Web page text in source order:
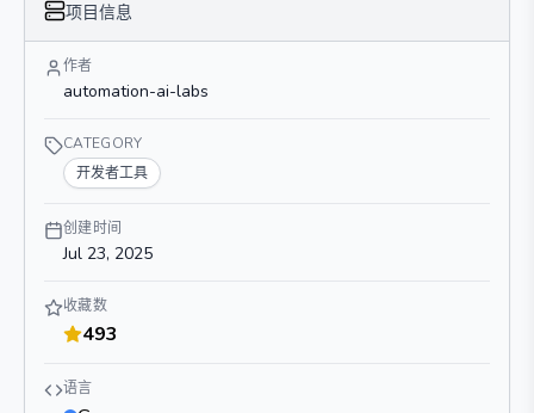
项目信息
作者
automation-ai-labs
CATEGORY
开发者工具
创建时间
Jul 23, 2025
收藏数
493
语言